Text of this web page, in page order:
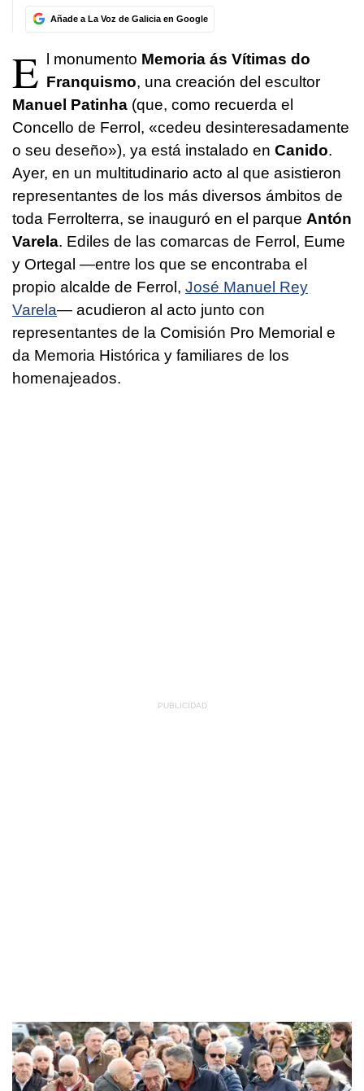
Añade a La Voz de Galicia en Google
E l monumento Memoria ás Vítimas do
Franquismo, una creación del escultor
Manuel Patinha (que, como recuerda el
Concello de Ferrol, «cedeu desinteresadamente
o seu deseño»), ya está instalado en Canido.
Ayer, en un multitudinario acto al que asistieron
representantes de los más diversos ámbitos de
toda Ferrolterra, se inauguró en el parque Antón
Varela. Ediles de las comarcas de Ferrol, Eume
y Ortegal —entre los que se encontraba el
propio alcalde de Ferrol, José Manuel Rey
Varela— acudieron al acto junto con
representantes de la Comisión Pro Memorial e
da Memoria Histórica y familiares de los
homenajeados.